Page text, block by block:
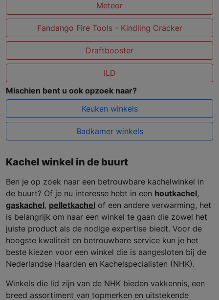
Meteor
Fandango Fire Tools - Kindling Cracker
Draftbooster
ILD
Mischien bent u ook opzoek naar?
Keuken winkels
Badkamer winkels
Kachel winkel in de buurt
Ben je op zoek naar een betrouwbare kachelwinkel in
de buurt? Of je nu interesse hebt in een houtkachel,
gaskachel, pelletkachel of een andere verwarming, het
is belangrijk om naar een winkel te gaan die zowel het
juiste product als de nodige expertise biedt. Voor de
hoogste kwaliteit en betrouwbare service kun je het
beste kiezen voor een winkel die is aangesloten bij de
Nederlandse Haarden en Kachelspecialisten (NHK).
Winkels die lid zijn van de NHK bieden vakkennis, een
breed assortiment van topmerken en uitstekende